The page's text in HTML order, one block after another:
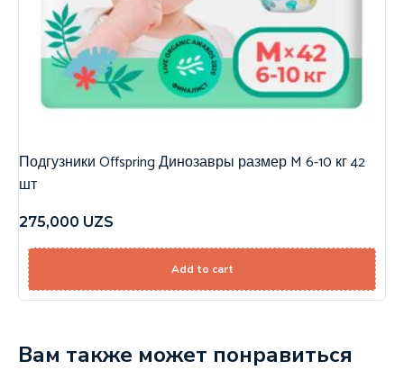
Подгузники Offspring Динозавры размер M 6-10 кг 42
шт
275,000 UZS
Add to cart
Вам также может понравиться